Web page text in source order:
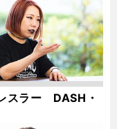
スラー DASH・